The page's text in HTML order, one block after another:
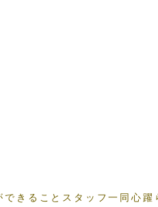
きることスタッフ一同心躍